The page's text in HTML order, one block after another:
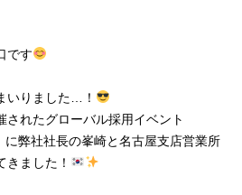
です
いりました…！
されたグローバル採用イベント
に弊社社長の峯崎と名古屋支店営業所
きました！